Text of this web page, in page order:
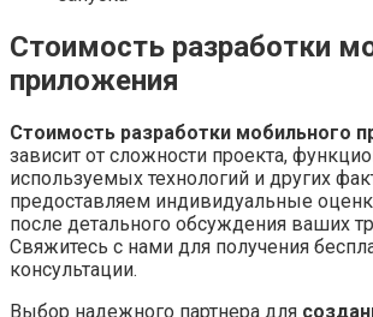
Стоимость разработки
приложения
Стоимость разработки мобильного
зависит от сложности проекта,
используемых технологий и других
предоставляем индивидуальные
после детального обсуждения ваших
Свяжитесь с нами для получения
консультации.
Выбор надежного партнера для